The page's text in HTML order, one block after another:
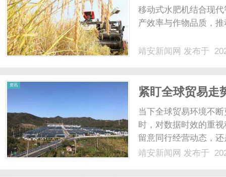
前景
移动式水肥机结合现
产效率与作物品质，
靖安新闻网 发布于
资讯
紧盯全球贸易走
现如何？
当下全球贸易环境不
时，对数据时效的重
留意同行经营动态，
演着重要作用，数据
靖安新闻网 发布于